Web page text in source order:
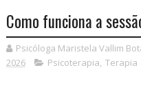
Como funciona a
Psicóloga Maristela Vallim
2026
Psicoterapia, Terapia